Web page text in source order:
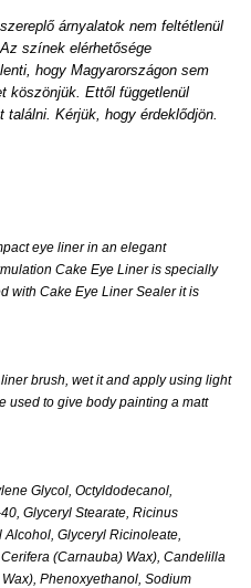
árnyalatok nem feltétlenül
színek elérhetősége
hogy Magyarországon sem
köszönjük. Ettől függetlenül
Kérjük, hogy érdeklődjön.
eye liner in an elegant
Cake Eye Liner is specially
with Cake Eye Liner Sealer it is
brush, wet it and apply using light
used to give body painting a matt
Glycol, Octyldodecanol,
Glyceryl Stearate, Ricinus
Glyceryl Ricinoleate,
(Carnauba) Wax), Candelilla
Phenoxyethanol, Sodium